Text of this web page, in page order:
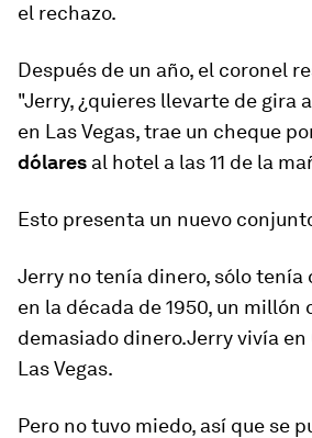
el rechazo.
Después de un año, el coronel
"Jerry, ¿quieres llevarte de gira
en Las Vegas, trae un cheque
dólares al hotel a las 11 de la
Esto presenta un nuevo
Jerry no tenía dinero, sólo tenía
en la década de 1950, un millón
demasiado dinero.Jerry vivía
Las Vegas.
Pero no tuvo miedo, así que se